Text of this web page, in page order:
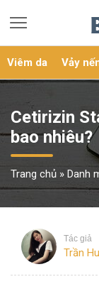
Viêm da Vảy
Cetirizin
bao nhiêu?
Trang chủ » Danh
Tác giả
Trần